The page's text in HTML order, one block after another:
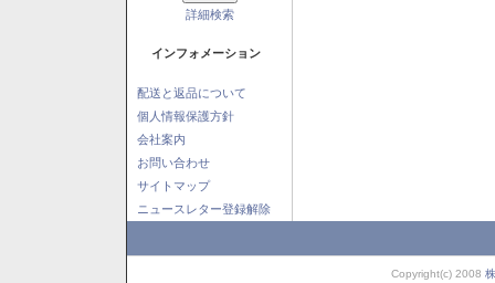
詳細検索
インフォメーション
配送と返品について
個人情報保護方針
会社案内
お問い合わせ
サイトマップ
ニュースレター登録解除
Copyright(c) 2008